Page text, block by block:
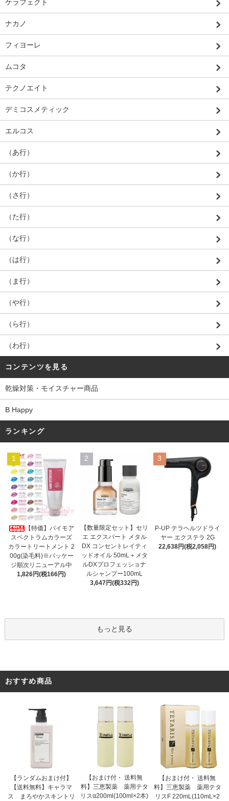
ケラフェクト
ナカノ
フィヨーレ
ムコタ
テクノエイト
デミコスメティック
エルコス
（あ行）
（か行）
（さ行）
（た行）
（な行）
（は行）
（ま行）
（や行）
（ら行）
（わ行）
コンテンツを見る
乾燥対策・モイスチャー商品
B Happy
ランキング
1
【特価】パイモア
スペクトラムカラーズ
カラートリートメント 2
00g(染毛料)※パッケー
ジ順次リニューアル中
1,826円(税166円)
2
【数量限定セット】セリ
エ エクスパート メタル
DX コンセントレイティ
ッドオイル 50mL＋メタ
ルDXプロフェッショナ
ルシャンプー100mL
3,647円(税332円)
3
P-UP テラヘルツドライ
ヤー エクステラ 2G
22,638円(税2,058円)
もっと見る
おすすめ商品
【ランダムおまけ付】
【送料無料】キャラマ
ス まろやかスキントリ
【おまけ付・ 送料無
料】三恵製薬 薬用テタ
リスα200ml(100ml×2本)
【おまけ付・ 送料無
料】三恵製薬 薬用テタ
リスF 220mL(110mL×2